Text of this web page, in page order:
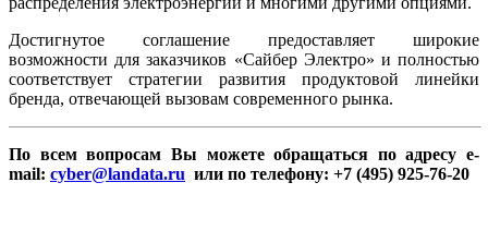
Достигнутое соглашение предоставляет широкие
возможности для заказчиков «Сайбер Электро» и полностью
соответствует стратегии развития продуктовой линейки
бренда, отвечающей вызовам современного рынка.
По всем вопросам Вы можете обращаться по адресу e-
mail: cyber@landata.ru или по телефону: +7 (495) 925-76-20